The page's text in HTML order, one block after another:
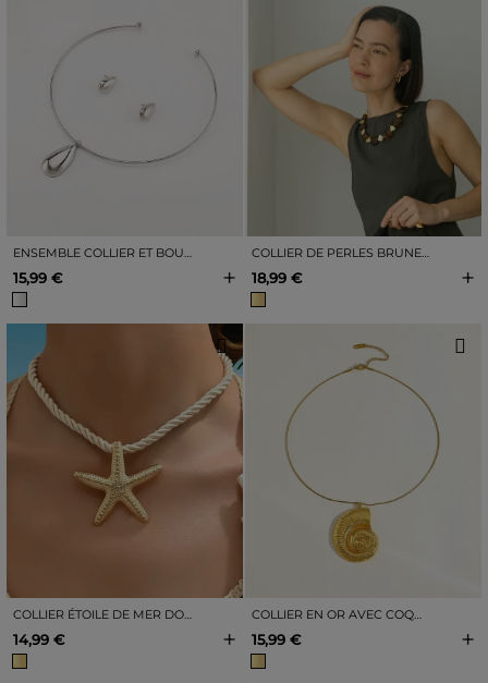
15,99 € + 18,99 € +
COLLIER ÉTOILE DE MER DORÉE AVEC CORDON
14,99 € +
COLLIER EN OR AVEC COQUILLAGE
15,99 € +